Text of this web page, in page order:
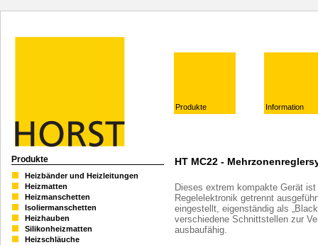
Produkte Information
Produkte
Heizbänder und Heizleitungen
Heizmatten
Heizmanschetten
Isoliermanschetten
Heizhauben
Silikonheizmatten
Heizschläuche
HT MC22 -
Dieses extrem kompakte Gerät
Regelelektronik getrennt
eingestellt, eigenständig als
verschiedene Schnittstellen zur
ausbaufähig.